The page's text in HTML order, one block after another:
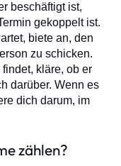
beschäftigt ist,
gekoppelt ist.
biete an, den
zu schicken.
kläre, ob er
darüber. Wenn es
dich darum, im
zählen?